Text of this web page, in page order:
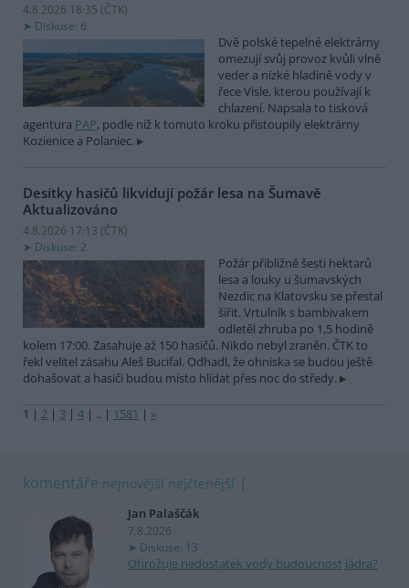
4.8.2026 18:35 (ČTK)
Diskuse: 6
Dvě polské tepelné elektrárny
omezují svůj provoz kvůli vlně
veder a nízké hladině vody v
řece Visle, kterou používají k
chlazení. Napsala to tisková
agentura PAP, podle níž k tomuto kroku přistoupily elektrárny
Kozienice a Polaniec.
Desítky hasičů likvidují požár lesa na Šumavě
Aktualizováno
4.8.2026 17:13 (ČTK)
Diskuse: 2
Požár přibližně šesti hektarů
lesa a louky u šumavských
Nezdic na Klatovsku se přestal
šířit. Vrtulník s bambivakem
odletěl zhruba po 1,5 hodině
kolem 17:00. Zasahuje až 150 hasičů. Nikdo nebyl zraněn. ČTK to
řekl velitel zásahu Aleš Bucifal. Odhadl, že ohniska se budou ještě
dohašovat a hasiči budou místo hlídat přes noc do středy.
1 | 2 | 3 | 4 | .. | 1581 | »
komentáře nejnovější nejčtenější
Jan Palaščák
7.8.2026
Diskuse: 13
Ohrožuje nedostatek vody budoucnost jádra?